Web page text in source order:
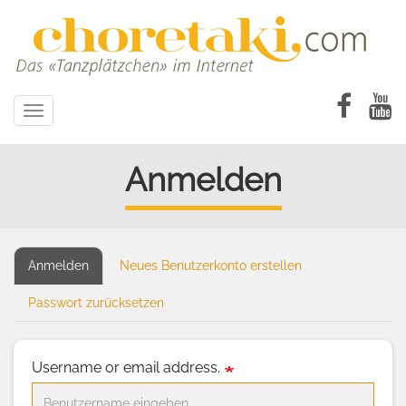
Toggle
navigation
Anmelden
Primary
tabs
Anmelden (aktiver
Reiter)
Neues Benutzerkonto erstellen
Passwort zurücksetzen
Username or email address.